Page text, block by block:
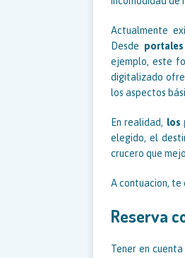
Actualmente
Desde
ejemplo, este
digitalizado
los aspectos
En realidad, los
elegido, el
crucero que
A contuacion, te
Reserva
Tener en